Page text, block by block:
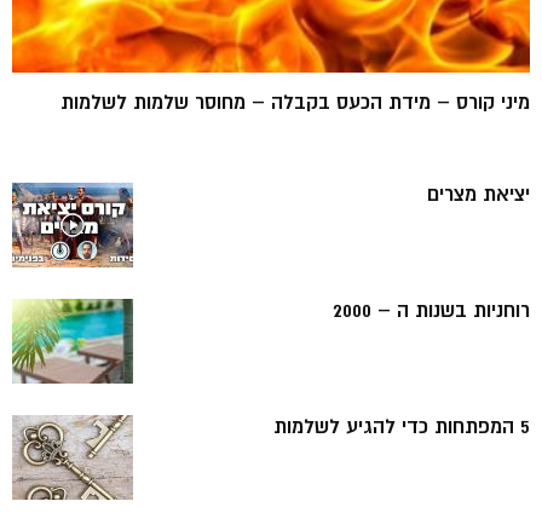
מיני קורס – מידת הכעס בקבלה – מחוסר שלמות לשלמות
יציאת מצרים
רוחניות בשנות ה – 2000
5 המפתחות כדי להגיע לשלמות